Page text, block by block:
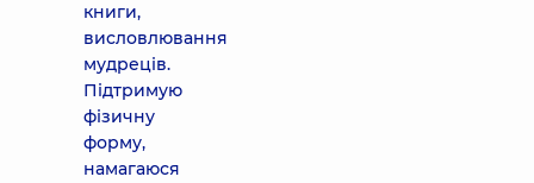
книги,
висловлювання
мудреців.
Підтримую
фізичну
форму,
намагаюся